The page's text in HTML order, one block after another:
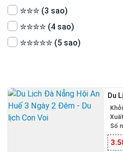
Du
Số
✮✮✮ (3 sao)
✮✮✮✮ (4 sao)
✮✮✮✮✮ (5 sao)